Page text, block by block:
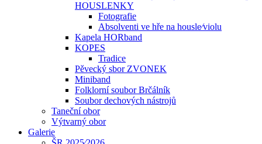
HOUSLENKY
Fotografie
Absolventi ve hře na housle⁄violu
Kapela HORband
KOPES
Tradice
Pěvecký sbor ZVONEK
Miniband
Folklorní soubor Brčálník
Soubor dechových nástrojů
Taneční obor
Výtvarný obor
Galerie